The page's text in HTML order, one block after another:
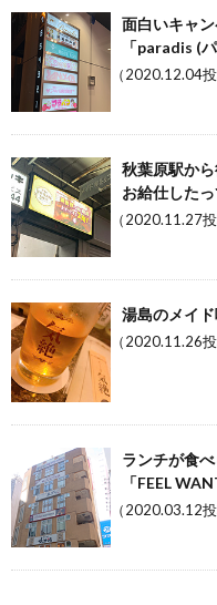
面白いキャ
「paradis (
（2020.12.04投
秋葉原駅か
お給仕した
（2020.11.27投
湯島のメイ
（2020.11.26投
ランチが食
「FEEL
（2020.03.12投